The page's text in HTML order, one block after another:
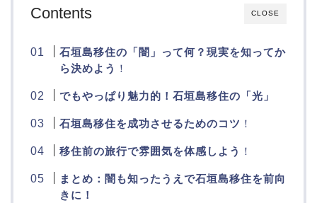
CLOSE
Contents
石垣島移住の「闇」って何？現実を知ってか
ら決めよう ！
でもやっぱり魅力的！石垣島移住の「光」
石垣島移住を成功させるためのコツ ！
移住前の旅行で雰囲気を体感しよう ！
まとめ：闇も知ったうえで石垣島移住を前向
きに！